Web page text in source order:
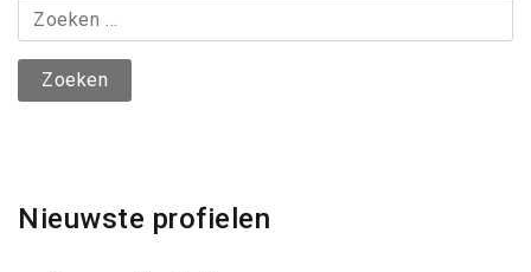
Zoeken
naar:
Nieuwste profielen